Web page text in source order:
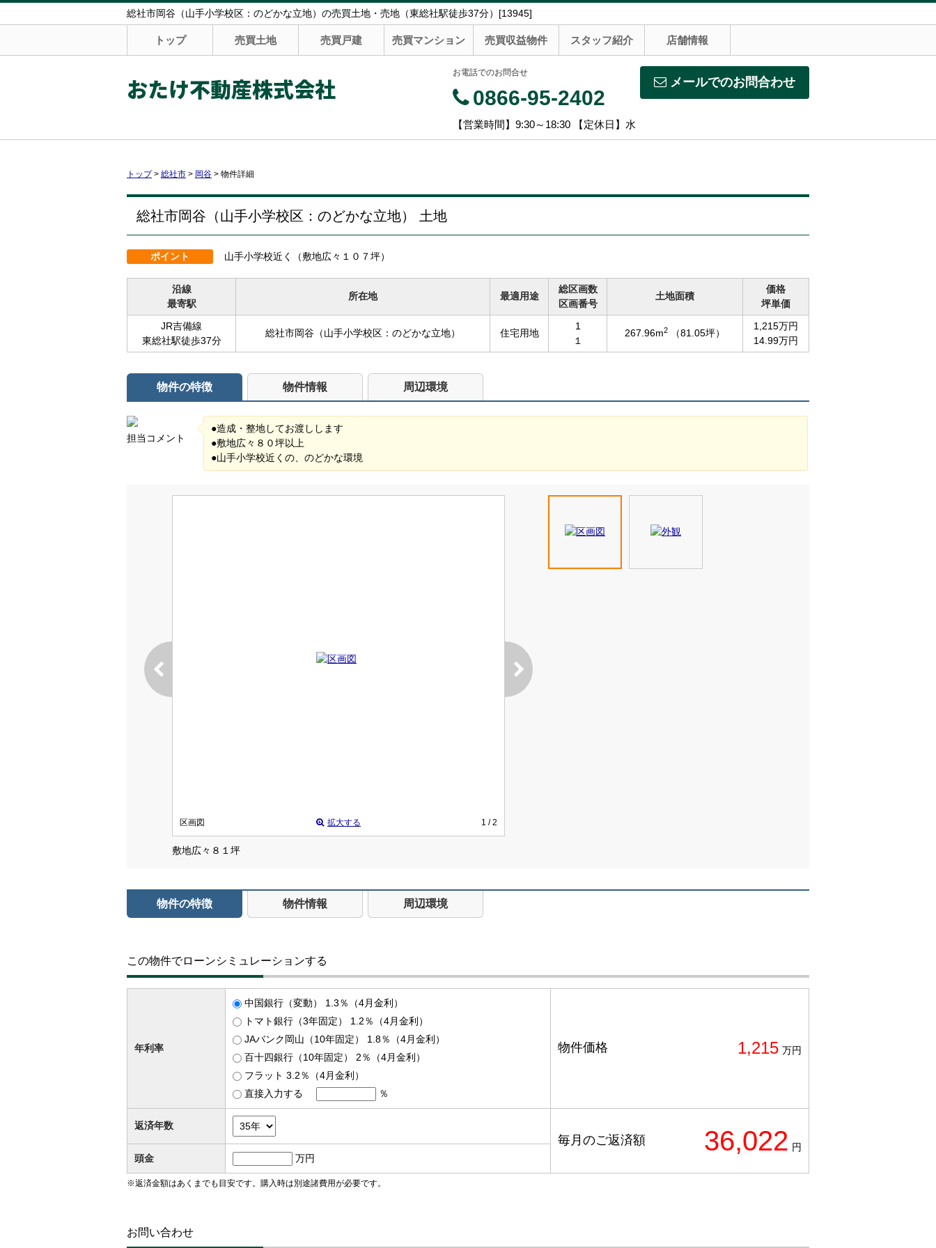
総社市岡谷（山手小学校区：のどかな立地）の売買土地・売地（東総社駅徒歩37分）[13945]
トップ 売買土地 売買戸建 売買マンション 売買収益物件 スタッフ紹介 店舗情報
おたけ不動産株式会社 メールでのお問合わせ
お電話でのお問合せ
0866-95-2402
【営業時間】9:30～18:30 【定休日】水
トップ> 総社市 > 岡谷 > 物件詳細
総社市岡谷（山手小学校区：のどかな立地） 土地
ポイント 山手小学校近く（敷地広々１０７坪）
沿線
最寄駅
所在地 最適用途
総区画数
区画番号
土地面積
価格
坪単価
JR吉備線
東総社駅徒歩37分
総社市岡谷（山手小学校区：のどかな立地） 住宅用地
1
１
267.96m2 （81.05坪）
1,215万円
14.99万円
物件の特徴 物件情報 周辺環境
担当コメント
●造成・整地してお渡しします
●敷地広々８０坪以上
●山手小学校近くの、のどかな環境
区画図 拡大する 1 / 2
敷地広々８１坪
物件の特徴 物件情報 周辺環境
この物件でローンシミュレーションする
年利率
中国銀行（変動） 1.3％（4月金利）
トマト銀行（3年固定） 1.2％（4月金利）
JAバンク岡山（10年固定） 1.8％（4月金利）
百十四銀行（10年固定） 2％（4月金利）
フラット 3.2％（4月金利）
直接入力する
％
物件価格 1,215 万円
返済年数
毎月のご返済額 36,022 円
頭金
万円
※返済金額はあくまでも目安です。購入時は別途諸費用が必要です。
お問い合わせ